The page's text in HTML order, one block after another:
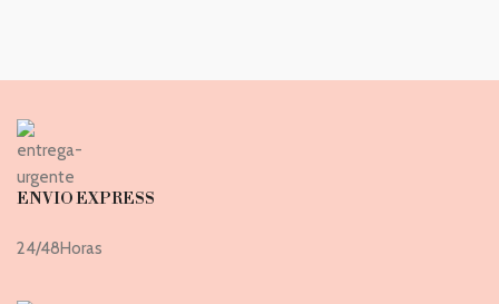
ENVIO EXPRESS
24/48Horas